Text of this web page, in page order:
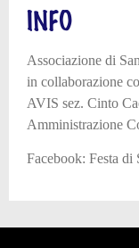
INFO
Associazione di
in collaborazione
AVIS sez. Cinto
Amministrazione
Facebook: Festa di